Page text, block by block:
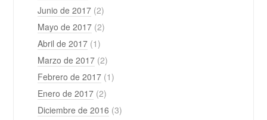
Junio de 2017 (2)
Mayo de 2017 (2)
Abril de 2017 (1)
Marzo de 2017 (2)
Febrero de 2017 (1)
Enero de 2017 (2)
Diciembre de 2016 (3)